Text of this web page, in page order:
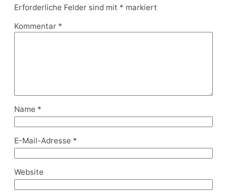
Erforderliche Felder sind mit * markiert
Kommentar *
Name *
E-Mail-Adresse *
Website